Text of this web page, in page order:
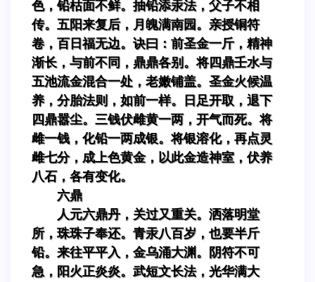
色，铅枯面不鲜。抽铅添汞法，父子不相
传。五阳来复后，月魄满南园。亲授铜符
卷，百日福无边。诀曰：前圣金一斤，精神
渐长，与前不同，鼎鼎各别。将四鼎壬水与
五池流金混合一处，老嫩铺盖。圣金火候温
养，分胎法则，如前一样。日足开取，退下
四鼎嚣尘。三钱伏雌黄一两，开气而死。将
雌一钱，化铅一两成银。将银溶化，再点灵
雌七分，成上色黄金，以此金造神室，伏养
八石，各有变化。
六鼎
人元六鼎丹，关过又重关。洒落明堂
所，珠珠子奉还。青汞八百岁，也要半斤
铅。来往平平入，金乌涌大渊。阴符不可
急，阳火正炎炎。武短文长法，光华满大